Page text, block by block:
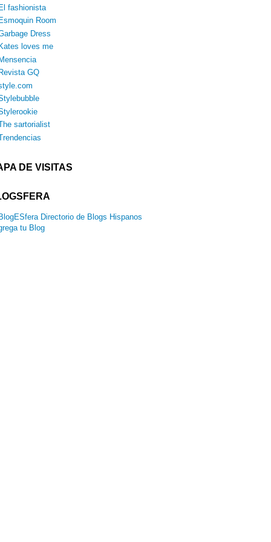
fashionista
Room
Dress
loves me
GQ
sartorialist
DE VISITAS